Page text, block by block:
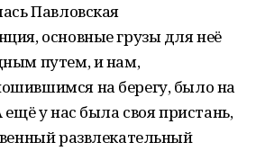
Павловская
основные грузы для неё
путем, и нам,
на берегу, было на
у нас была своя пристань,
развлекательный